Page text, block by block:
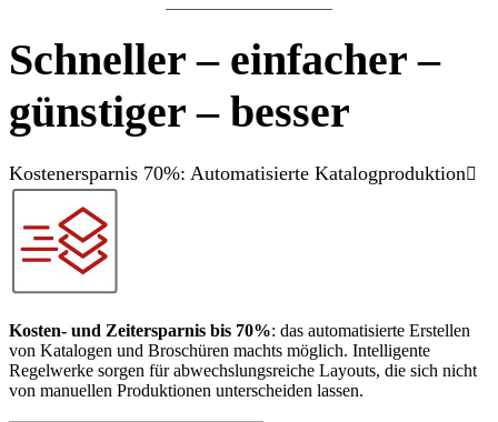
Schneller – einfacher –
günstiger – besser
Kostenersparnis 70%: Automatisierte Katalogproduktion
Kosten- und Zeitersparnis bis 70%: das automatisierte Erstellen
von Katalogen und Broschüren machts möglich. Intelligente
Regelwerke sorgen für abwechslungsreiche Layouts, die sich nicht
von manuellen Produktionen unterscheiden lassen.